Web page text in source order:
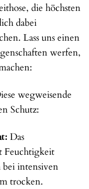
die höchsten
dabei
Lass uns einen
werfen,
wegweisende
Schutz:
Das
Feuchtigkeit
bei intensiven
trocken.